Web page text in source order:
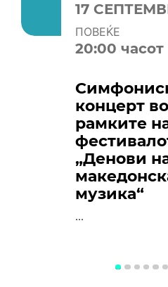
17
ПОВЕЌЕ
20:00 часот
концерт во
рамките
„Денови
музика“
...